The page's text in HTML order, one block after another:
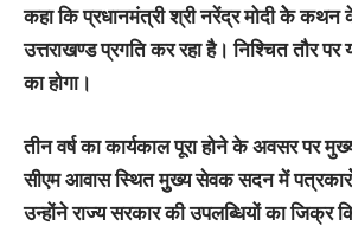
कहा कि प्रधानमंत्री श्री नरेंद्र मोदी केे कथन
उत्तराखण्ड प्रगति कर रहा है। निश्चित तौर
का होगा।
तीन वर्ष का कार्यकाल पूरा होने के अवसर पर
सीएम आवास स्थित मुुख्य सेवक सदन में
उन्होंने राज्य सरकार की उपलब्धियों का जिक्र